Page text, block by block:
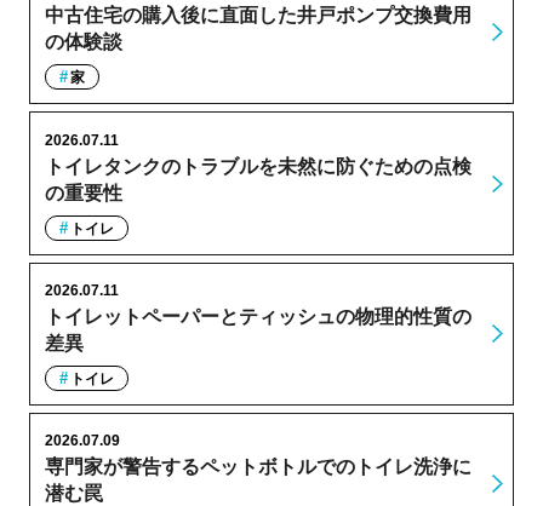
中古住宅の購入後に直面した井戸ポンプ交換費用
の体験談
家
トイレタンクのトラブルを未然に防ぐための点検
の重要性
2026.07.11
トイレ
トイレットペーパーとティッシュの物理的性質の
差異
2026.07.11
トイレ
専門家が警告するペットボトルでのトイレ洗浄に
潜む罠
2026.07.09